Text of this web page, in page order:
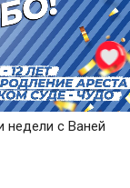
недели с Ваней